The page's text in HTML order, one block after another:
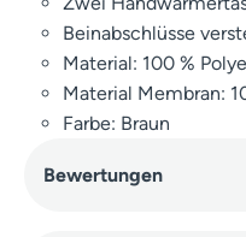
Beinabschlüsse
Material: 100 %
Material Membran:
Farbe: Braun
Bewertungen